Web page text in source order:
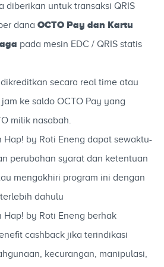
diberikan untuk transaksi QRIS
dana OCTO Pay dan Kartu
pada mesin EDC / QRIS statis
secara real time atau
jam ke saldo OCTO Pay yang
milik nasabah.
Hap! by Roti Eneng dapat sewaktu-
perubahan syarat dan ketentuan
mengakhiri program ini dengan
dahulu
Hap! by Roti Eneng berhak
cashback jika terindikasi
kecurangan, manipulasi,